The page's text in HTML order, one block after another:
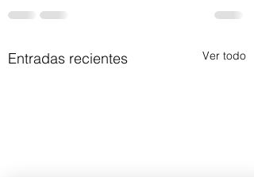
Entradas recientes Ver todo